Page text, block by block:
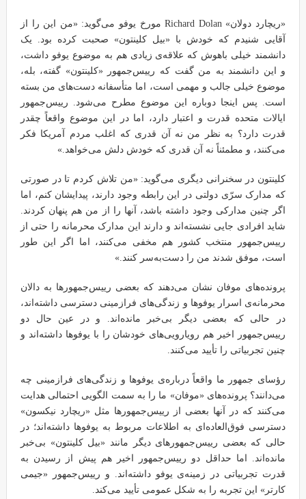
«ریچارد دولان» Richard Dolan مورخ یوفو می‌گوید: «من این را از
آقایی شنیدم که خودش با «بیل کلینتون» صحبت کرده بود. یک
دانشمند خیلی باهوش که علاقه‌ی زیادی هم به موضوع یوفو داشت،
و این دانشمند به من گفت که رییس‌جمهور «کلینتون» گفته، بله،
موضوع خیلی جالب و مهمی است، اما متأسفانه دست‌های من بسته
است. پس اینجا دوباره این موضوع مطرح می‌شود. رییس‌جمهور
ایالات متحده قدرت و اعتبار دارد، اما در این موضوع واقعاً چقدر
قدرت دارد؟ به نظر من نه آن قدری که اغلب مردم آمریکا فکر
می‌کنند، و مطمئناً نه آن قدری که خودش دلش می‌خواهد.»
کلینتون در سخنرانی دیگری می‌گوید: «من تلاش کردم تا در صورتی
که مدارک سرّی دولتی در این رابطه وجود دارند، پیدایشان کنم، اما
اگر چنین مدارکی وجود داشته باشد، آنها را از من هم پنهان کردند.
شاید افرادی جایی نشسته‌اند و دارند این مدارک محرمانه را حتی از
رییس‌جمهور منتخب کشور هم مخفی می‌کنند، اما اگر این طور
است، موفق شدند من را دست‌به‌سر کنند.»
پرونده‌های موفان نشان می‌دهند که بعضی رییس‌جمهورها به دالان
محرمانه‌ی اسرار یوفوها و زندگی‌های فرازمینی دسترسی داشته‌اند،
در حالی که بعضی دیگر بی‌خبر مانده‌اند. و در عین حال دو
رییس‌جمهور اخیر هم رویارویی‌های خودشان را با یوفوها داشته‌اند و
چنین تجربیاتی را تأیید می‌کنند.
رؤسای جمهور ما واقعاً درباره‌ی یوفوها و زندگی‌های فرازمینی چه
می‌دانند؟ پرونده‌های «موفان» ما را به سمت الگویی احتمالی هدایت
می‌کنند که در آنها بعضی از رییس‌جمهورها مثل «ریچارد نیکسون»
دسترسی فوق‌العاده‌ای به اطلاعات مربوط به یوفوها داشته‌اند؛ در
حالی که بعضی رییس‌جمهورهای دیگر مانند «بیل کلینتون» بی‌خبر
مانده‌اند. اما حداقل دو رییس‌جمهور اخیر هم پیش از رسیدن به
قدرت تجربیاتی در زمینه‌ی یوفو داشته‌اند. و رییس‌جمهور «جیمی
کارتر» این تجربه را به شکل عمومی تأیید می‌کند.